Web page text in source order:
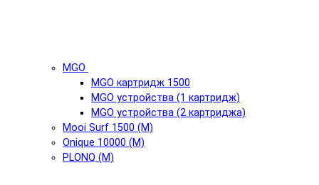
MGO
MGO картридж 1500
MGO устройства (1 картридж)
MGO устройства (2 картриджа)
Mooi Surf 1500 (М)
Onique 10000 (М)
PLONQ (М)